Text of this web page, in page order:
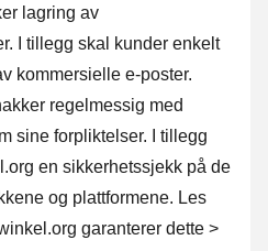
lagring av
I tillegg skal kunder enkelt
kommersielle e-poster.
regelmessig med
sine forpliktelser. I tillegg
en sikkerhetssjekk på de
og plattformene. Les
garanterer dette >